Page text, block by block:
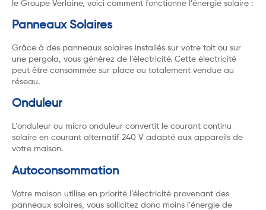
le Groupe Verlaine, voici comment fonctionne l’énergie solaire :
Panneaux Solaires
Grâce à des panneaux solaires installés sur votre toit ou sur
une pergola, vous générez de l’électricité. Cette électricité
peut être consommée sur place ou totalement vendue au
réseau.
Onduleur
L’onduleur ou micro onduleur convertit le courant continu
solaire en courant alternatif 240 V adapté aux appareils de
votre maison.
Autoconsommation
Votre maison utilise en priorité l’électricité provenant des
panneaux solaires, vous sollicitez donc moins l’énergie de